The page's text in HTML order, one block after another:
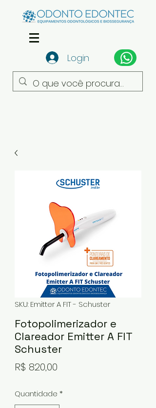
Login
SKU: Emitter A FIT - Schuster
Fotopolimerizador e
Clareador Emitter A FIT
Schuster
R$ 820,00
Quantidade *